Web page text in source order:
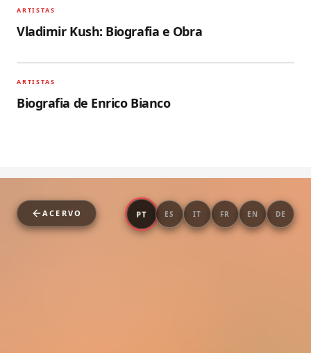
ARTISTAS
Vladimir Kush: Biografia e Obra
ARTISTAS
Biografia de Enrico Bianco
ACERVO PT ES IT FR EN DE